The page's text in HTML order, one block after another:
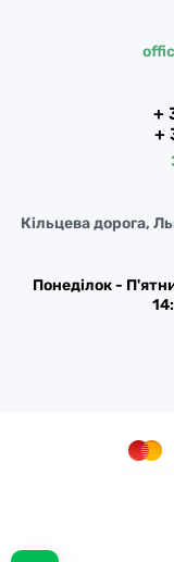
+
+
Кільцева дорога,
Понеділок -